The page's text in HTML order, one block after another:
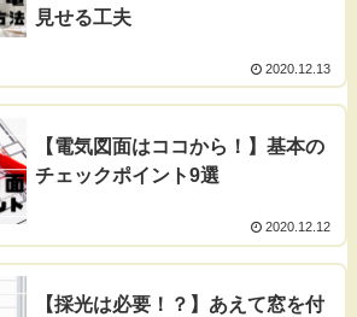
見せる工夫
2020.12.13
【電気図面はココから！】基本の
チェックポイント9選
2020.12.12
【採光は必要！？】あえて窓を付